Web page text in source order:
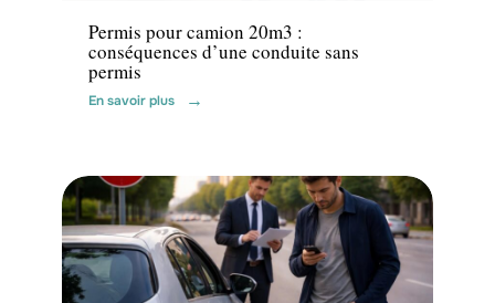
Permis pour camion 20m3 :
conséquences d’une conduite sans
permis
En savoir plus
Assurance